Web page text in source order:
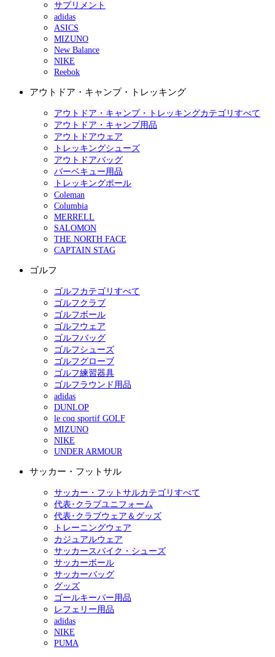
サプリメント
adidas
ASICS
MIZUNO
New Balance
NIKE
Reebok
アウトドア・キャンプ・トレッキング
アウトドア・キャンプ・トレッキングカテゴリすべて
アウトドア・キャンプ用品
アウトドアウェア
トレッキングシューズ
アウトドアバッグ
バーベキュー用品
トレッキングポール
Coleman
Columbia
MERRELL
SALOMON
THE NORTH FACE
CAPTAIN STAG
ゴルフ
ゴルフカテゴリすべて
ゴルフクラブ
ゴルフボール
ゴルフウェア
ゴルフバッグ
ゴルフシューズ
ゴルフグローブ
ゴルフ練習器具
ゴルフラウンド用品
adidas
DUNLOP
le coq sportif GOLF
MIZUNO
NIKE
UNDER ARMOUR
サッカー・フットサル
サッカー・フットサルカテゴリすべて
代表･クラブユニフォーム
代表･クラブウェア＆グッズ
トレーニングウェア
カジュアルウェア
サッカースパイク・シューズ
サッカーボール
サッカーバッグ
グッズ
ゴールキーパー用品
レフェリー用品
adidas
NIKE
PUMA